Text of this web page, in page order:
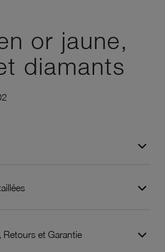
or jaune,
diamants
Retours et Garantie